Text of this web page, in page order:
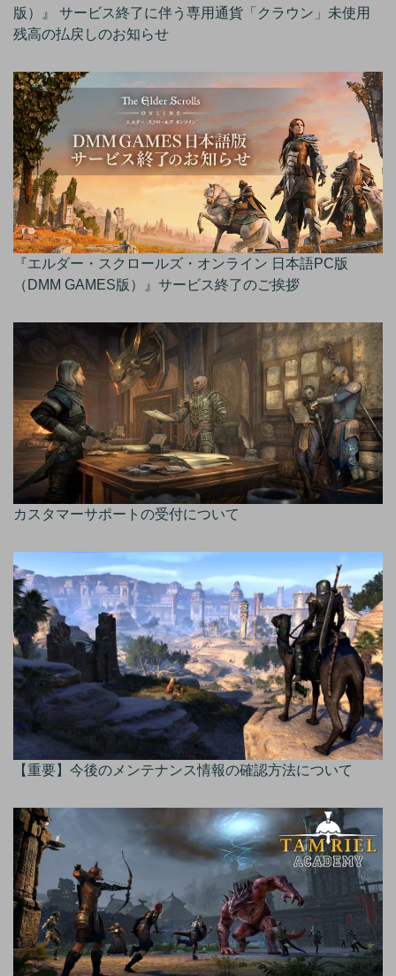
版）』 サービス終了に伴う専用通貨「クラウン」未使用
残高の払戻しのお知らせ
『エルダー・スクロールズ・オンライン 日本語PC版
（DMM GAMES版）』サービス終了のご挨拶
カスタマーサポートの受付について
【重要】今後のメンテナンス情報の確認方法について